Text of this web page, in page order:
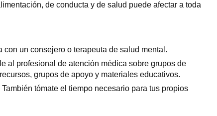
de conducta y de salud puede afectar a toda
un consejero o terapeuta de salud mental.
al profesional de atención médica sobre grupos de
grupos de apoyo y materiales educativos.
tómate el tiempo necesario para tus propios